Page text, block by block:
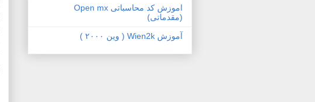
اموزش کد محاسباتی Open mx
(مقدماتی)
آموزش Wien2k ( وین ۲۰۰۰ )